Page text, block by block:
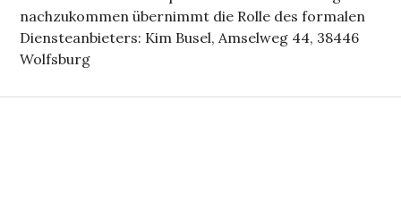
nachzukommen übernimmt die Rolle des formalen
Diensteanbieters: Kim Busel, Amselweg 44, 38446
Wolfsburg